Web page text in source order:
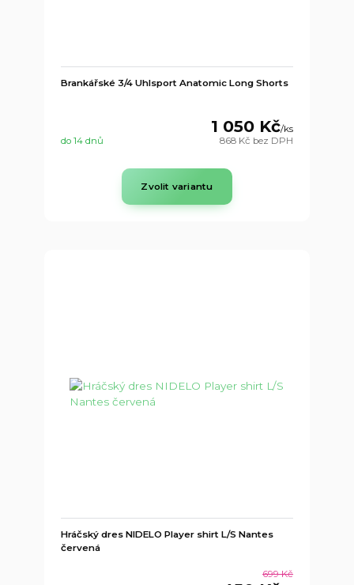
Brankářské 3/4 Uhlsport Anatomic Long Shorts
1 050 Kč/ks
868 Kč bez DPH
do 14 dnů
Zvolit variantu
Hráčský dres NIDELO Player shirt L/S Nantes
červená
699 Kč